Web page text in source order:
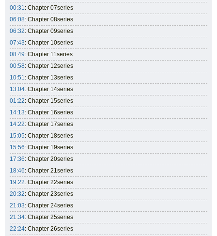
00:31 : Chapter 07series
06:08: Chapter 08series
06:32: Chapter 09series
07:43: Chapter 10series
08:49: Chapter 11series
00:58: Chapter 12series
10:51 : Chapter 13series
13:04: Chapter 14series
01:22: Chapter 15series
14:13: Chapter 16series
14:22: Chapter 17series
15:05: Chapter 18series
15:56: Chapter 19series
17:36: Chapter 20series
18:46: Chapter 21series
19:22: Chapter 22series
20:32: Chapter 23series
21:03: Chapter 24series
21:34: Chapter 25series
22:24: Chapter 26series